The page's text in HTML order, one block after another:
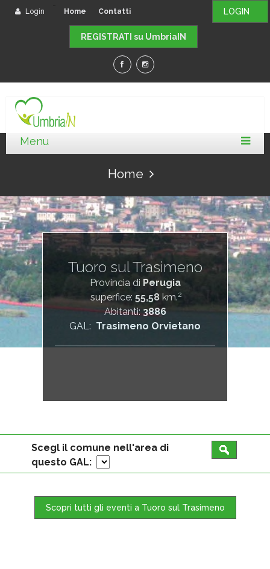
LOGIN
Login Home Contatti
REGISTRATI su UmbriaIN
Home
Tuoro sul Trasimeno
Provincia di Perugia
superfice: 55,58 km.2
Abitanti:3886
GAL: Trasimeno Orvietano
Scegl il comune nell'area di
questo GAL:
Scopri tutti gli eventi a Tuoro sul Trasimeno